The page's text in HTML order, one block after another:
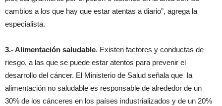
cambios a los que hay que estar atentas a diario”, agrega la
especialista.
3.- Alimentación saludable. Existen factores y conductas de
riesgo, a las que se puede estar atentos para prevenir el
desarrollo del cáncer. El Ministerio de Salud señala que la
alimentación no saludable es responsable de alrededor de un
30% de los cánceres en los países industrializados y de un 20%